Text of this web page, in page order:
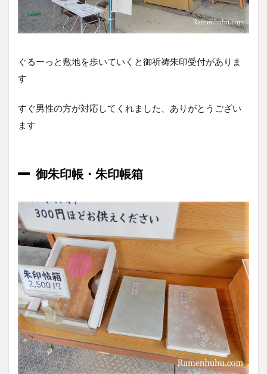
ぐるーっと敷地を歩いていくと御祈祷朱印受付がありま
す
すぐ男性の方が対応してくれました、ありがとうござい
ます
御朱印帳・朱印帳箱